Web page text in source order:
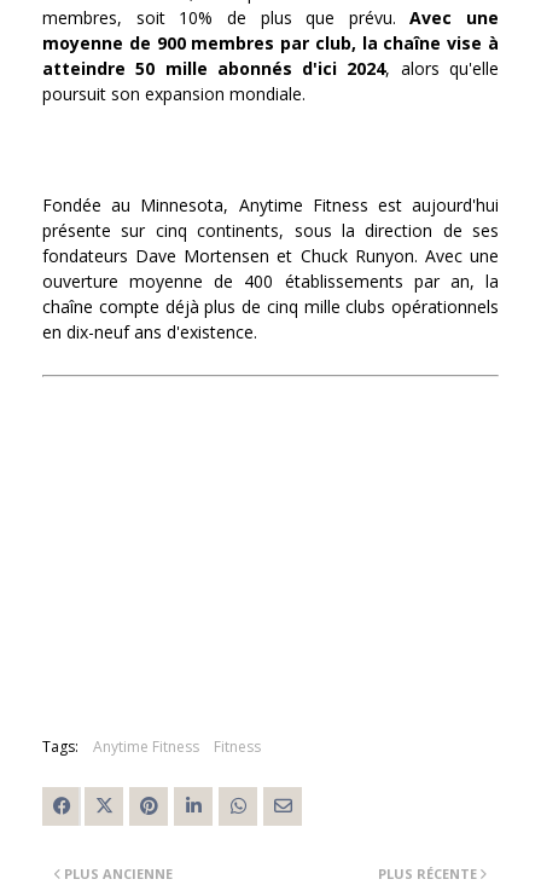
membres, soit 10% de plus que prévu.Avec une
moyenne de 900 membres par club, la chaîne vise à
atteindre 50 mille abonnés d'ici 2024, alors qu'elle
poursuit son expansion mondiale.
Fondée au Minnesota, Anytime Fitness est aujourd'hui
présente sur cinq continents, sous la direction de ses
fondateurs Dave Mortensen et Chuck Runyon. Avec une
ouverture moyenne de 400 établissements par an, la
chaîne compte déjà plus de cinq mille clubs opérationnels
en dix-neuf ans d'existence.
Tags: Anytime Fitness Fitness
PLUS RÉCENTE
PLUS ANCIENNE